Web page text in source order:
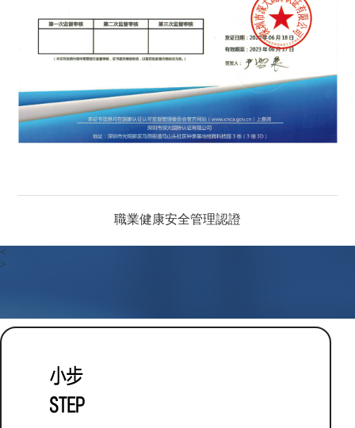
職業健康安全管理認證
<
>